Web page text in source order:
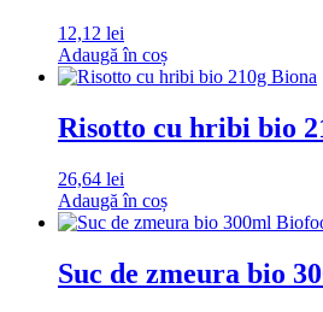
12,12 lei
Adaugă în coș
Risotto cu hribi bio
26,64 lei
Adaugă în coș
Suc de zmeura bio